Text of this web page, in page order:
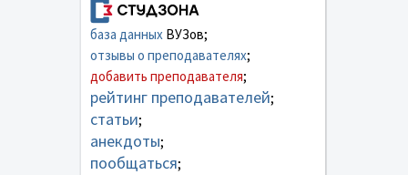
база данныхВУЗов;
отзывы о преподавателях;
добавить преподавателя;
рейтинг преподавателей;
статьи;
анекдоты;
пообщаться;